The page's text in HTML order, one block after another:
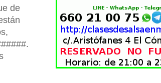
de